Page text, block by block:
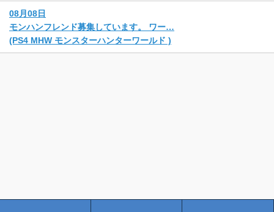
08月08日
モンハンフレンド募集しています。 ワー…
(PS4 MHW モンスターハンターワールド )